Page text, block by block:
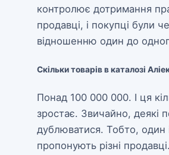
контролює дотримання
продавці, і покупці були
відношенню один до
Скільки товарів в каталозі
Понад 100 000 000. І ця
зростає. Звичайно, деякі
дублюватися. Тобто, один
пропонують різні